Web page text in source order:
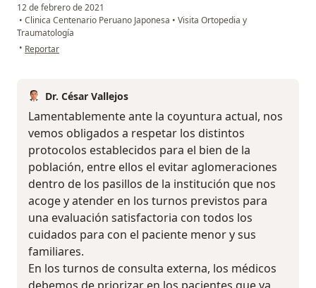
12 de febrero de 2021
• Clinica Centenario Peruano Japonesa • Visita Ortopedia y
Traumatología
• en opinión del usuario C.G.G.
Reportar
Dr. César Vallejos
Lamentablemente ante la coyuntura actual, nos
vemos obligados a respetar los distintos
protocolos establecidos para el bien de la
población, entre ellos el evitar aglomeraciones
dentro de los pasillos de la institución que nos
acoge y atender en los turnos previstos para
una evaluación satisfactoria con todos los
cuidados para con el paciente menor y sus
familiares.
En los turnos de consulta externa, los médicos